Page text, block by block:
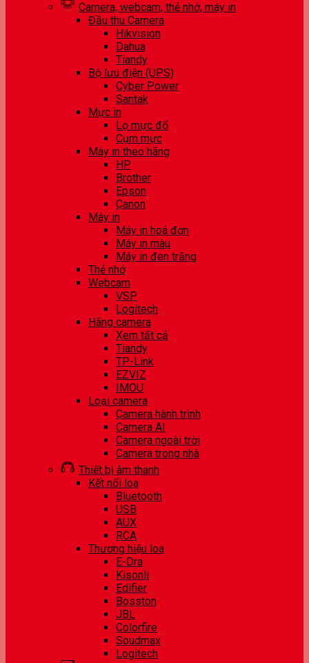
Camera, webcam, thẻ nhớ, máy in
Đầu thu Camera
Hikvision
Dahua
Tiandy
Bộ lưu điện (UPS)
Cyber Power
Santak
Mực in
Lọ mực đổ
Cụm mực
Máy in theo hãng
HP
Brother
Epson
Canon
Máy in
Máy in hoá đơn
Máy in màu
Máy in đen trắng
Thẻ nhớ
Webcam
VSP
Logitech
Hãng camera
Xem tất cả
Tiandy
TP-Link
EZVIZ
IMOU
Loại camera
Camera hành trình
Camera AI
Camera ngoài trời
Camera trong nhà
Thiết bị âm thanh
Kết nối loa
Bluetooth
USB
AUX
RCA
Thương hiệu loa
E-Dra
Kisonli
Edifier
Bosston
JBL
Colorfire
Soudmax
Logitech